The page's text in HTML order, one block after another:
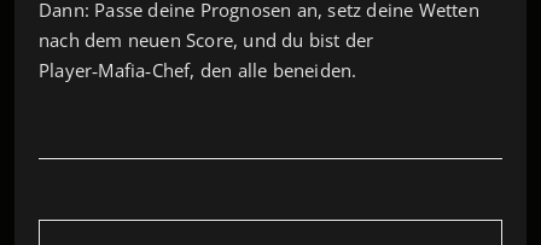
Dann: Passe deine Prognosen an, setz deine Wetten
nach dem neuen Score, und du bist der
Player‑Mafia‑Chef, den alle beneiden.